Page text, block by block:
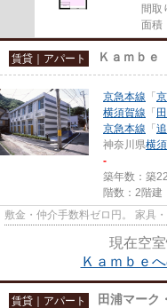
間取
面積
賃貸｜アパート Ｋａｍｂｅ
京急本線 「
横須賀線 「
京急本線 「
神奈川県横
-
築年数：築
階数：2階建
敷金・仲介手数料ゼロ円。 家具
現在空
Ｋａｍｂｅ
賃貸｜アパート 田浦マーク